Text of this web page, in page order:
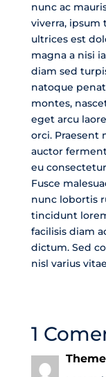
nunc ac
viverra,
ultrices est
magna a nisi
diam sed
natoque
montes,
eget arcu
orci. Praesent
auctor
eu
Fusce
nunc lobortis
tincidunt
facilisis diam
dictum. Sed
nisl varius
1